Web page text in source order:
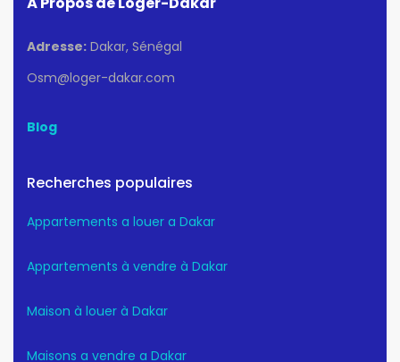
Adresse: Dakar, Sénégal
Osm@loger-dakar.com
Blog
Recherches populaires
Appartements a louer a Dakar
Appartements à vendre à Dakar
Maison à louer à Dakar
Maisons a vendre a Dakar